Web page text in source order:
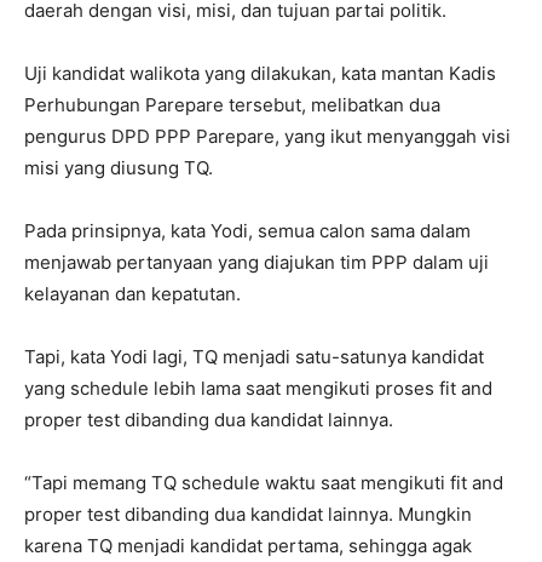
daerah dengan visi, misi, dan tujuan partai politik.
Uji kandidat walikota yang dilakukan, kata mantan Kadis
Perhubungan Parepare tersebut, melibatkan dua
pengurus DPD PPP Parepare, yang ikut menyanggah visi
misi yang diusung TQ.
Pada prinsipnya, kata Yodi, semua calon sama dalam
menjawab pertanyaan yang diajukan tim PPP dalam uji
kelayanan dan kepatutan.
Tapi, kata Yodi lagi, TQ menjadi satu-satunya kandidat
yang schedule lebih lama saat mengikuti proses fit and
proper test dibanding dua kandidat lainnya.
“Tapi memang TQ schedule waktu saat mengikuti fit and
proper test dibanding dua kandidat lainnya. Mungkin
karena TQ menjadi kandidat pertama, sehingga agak